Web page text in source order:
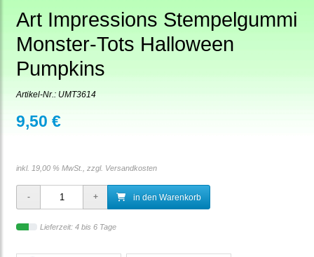
Art Impressions Stempelgummi
Monster-Tots Halloween
Pumpkins
Artikel-Nr.: UMT3614
9,50 €
inkl. 19,00 % MwSt., zzgl. Versandkosten
in den Warenkorb
Lieferzeit: 4 bis 6 Tage